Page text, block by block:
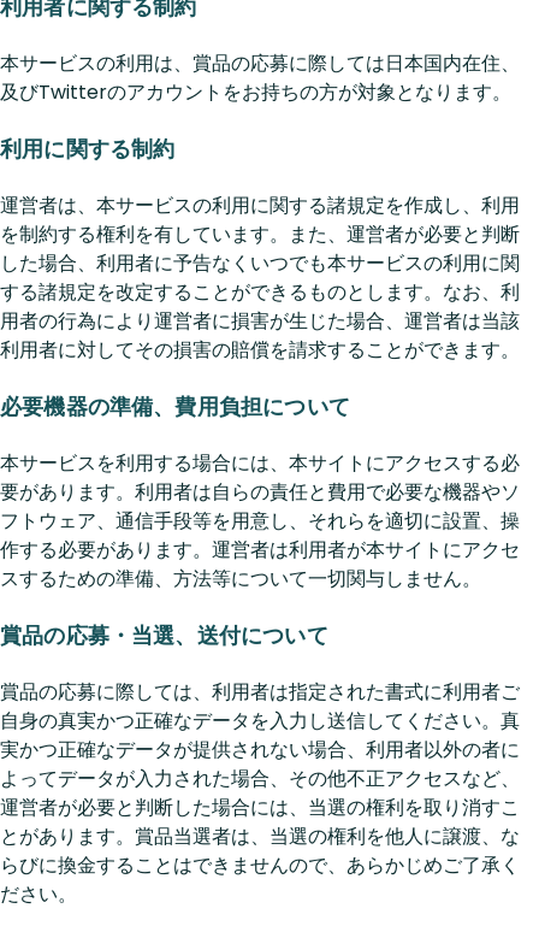
利用者に関する制約
本サービスの利用は、賞品の応募に際しては日本国内在住、
及びTwitterのアカウントをお持ちの方が対象となります。
利用に関する制約
運営者は、本サービスの利用に関する諸規定を作成し、利用
を制約する権利を有しています。また、運営者が必要と判断
した場合、利用者に予告なくいつでも本サービスの利用に関
する諸規定を改定することができるものとします。なお、利
用者の行為により運営者に損害が生じた場合、運営者は当該
利用者に対してその損害の賠償を請求することができます。
必要機器の準備、費用負担について
本サービスを利用する場合には、本サイトにアクセスする必
要があります。利用者は自らの責任と費用で必要な機器やソ
フトウェア、通信手段等を用意し、それらを適切に設置、操
作する必要があります。運営者は利用者が本サイトにアクセ
スするための準備、方法等について一切関与しません。
賞品の応募・当選、送付について
賞品の応募に際しては、利用者は指定された書式に利用者ご
自身の真実かつ正確なデータを入力し送信してください。真
実かつ正確なデータが提供されない場合、利用者以外の者に
よってデータが入力された場合、その他不正アクセスなど、
運営者が必要と判断した場合には、当選の権利を取り消すこ
とがあります。賞品当選者は、当選の権利を他人に譲渡、な
らびに換金することはできませんので、あらかじめご了承く
ださい。